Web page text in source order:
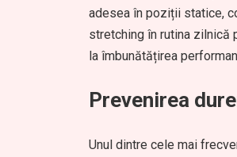
adesea în poziții statice,
stretching în rutina zilnică
la îmbunătățirea
Prevenirea
Unul dintre cele mai